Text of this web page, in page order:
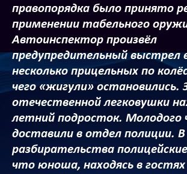
правопорядка было принято
применении табельного
Автоинспектор произвёл
предупредительный выстрел
несколько прицельных по
чего «жигули» остановились.
отечественной легковушки
летний подросток. Молодого
доставили в отдел полиции. В
разбирательства
что юноша, находясь в гостях